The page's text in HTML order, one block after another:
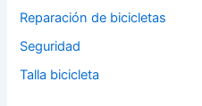
Reparación de bicicletas
Seguridad
Talla bicicleta